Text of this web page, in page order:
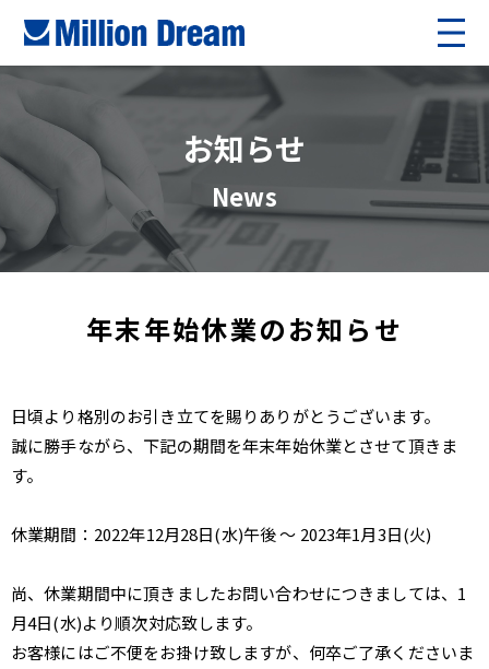
お知らせ
News
年末年始休業のお知らせ
日頃より格別のお引き立てを賜りありがとうございます。
誠に勝手ながら、下記の期間を年末年始休業とさせて頂きま
す。
休業期間：2022年12月28日(水)午後 ～ 2023年1月3日(火)
尚、休業期間中に頂きましたお問い合わせにつきましては、1
月4日(水)より順次対応致します。
お客様にはご不便をお掛け致しますが、何卒ご了承くださいま